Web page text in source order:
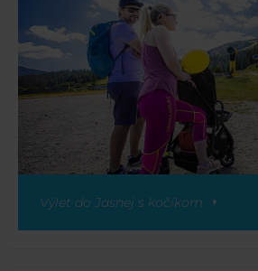
Výlet do Jasnej s kočíkom